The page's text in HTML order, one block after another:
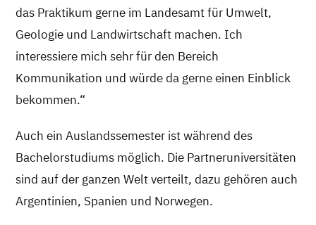
das Praktikum gerne im Landesamt für Umwelt,
Geologie und Landwirtschaft machen. Ich
interessiere mich sehr für den Bereich
Kommunikation und würde da gerne einen Einblick
bekommen.“
Auch ein Auslandssemester ist während des
Bachelorstudiums möglich. Die Partneruniversitäten
sind auf der ganzen Welt verteilt, dazu gehören auch
Argentinien, Spanien und Norwegen.